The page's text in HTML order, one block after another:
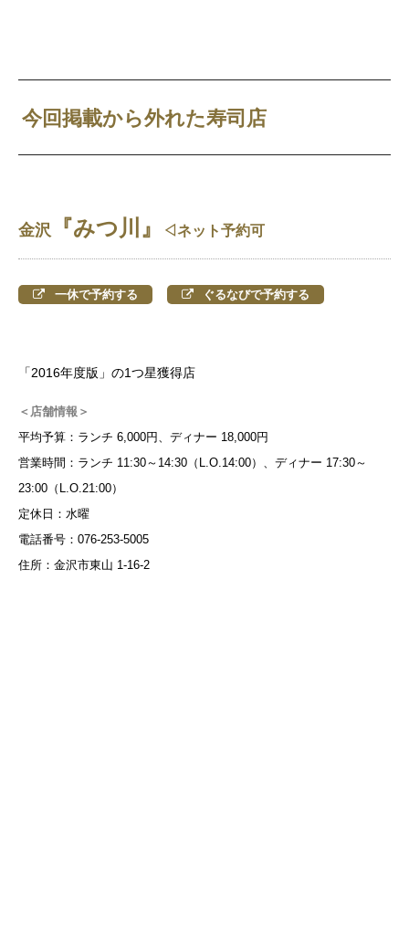
今回掲載から外れた寿司店
金沢 『みつ川』 ◁ネット予約可
一休で予約する ぐるなびで予約する
「2016年度版」の1つ星獲得店
＜店舗情報＞
平均予算：ランチ 6,000円、ディナー 18,000円
営業時間：ランチ 11:30～14:30（L.O.14:00）、ディナー 17:30～
23:00（L.O.21:00）
定休日：水曜
電話番号：076-253-5005
住所：金沢市東山 1-16-2